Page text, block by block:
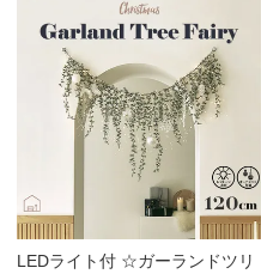
LEDライト付 ☆ガーランドツリ